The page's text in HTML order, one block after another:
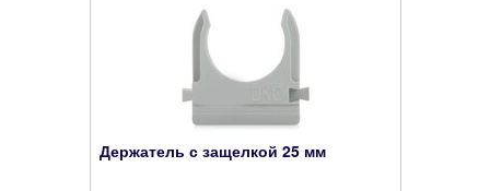
Держатель с защелкой 25 мм